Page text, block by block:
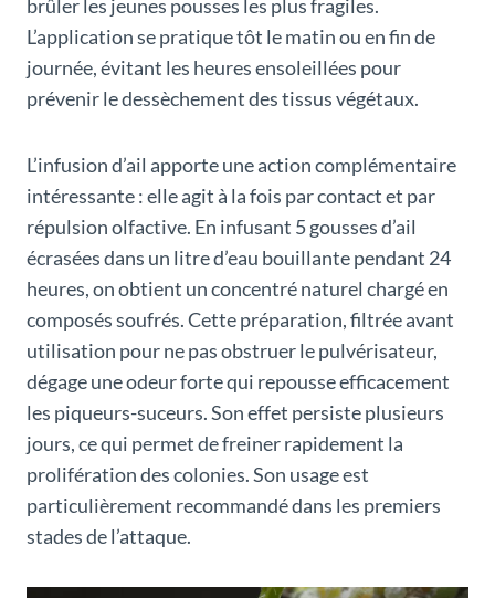
brûler les jeunes pousses les plus fragiles.
L’application se pratique tôt le matin ou en fin de
journée, évitant les heures ensoleillées pour
prévenir le dessèchement des tissus végétaux.
L’infusion d’ail apporte une action complémentaire
intéressante : elle agit à la fois par contact et par
répulsion olfactive. En infusant 5 gousses d’ail
écrasées dans un litre d’eau bouillante pendant 24
heures, on obtient un concentré naturel chargé en
composés soufrés. Cette préparation, filtrée avant
utilisation pour ne pas obstruer le pulvérisateur,
dégage une odeur forte qui repousse efficacement
les piqueurs-suceurs. Son effet persiste plusieurs
jours, ce qui permet de freiner rapidement la
prolifération des colonies. Son usage est
particulièrement recommandé dans les premiers
stades de l’attaque.